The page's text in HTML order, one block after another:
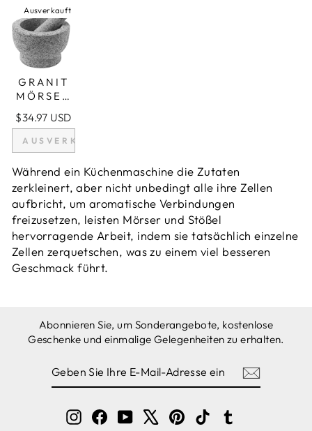
Ausverkauft
GRANIT
MÖRSER
STÖSSEL S
ET, 2-1
/3 T
ASSEN F
ASSUNGS
VERMÖG
EN, 6 Z
OLL + K
RATZSCH
UTZ & K
NOBLAU
CHSCHÄ
$34.97 USD
AUSVERKAUFT
Während ein Küchenmaschine die Zutaten
zerkleinert, aber nicht unbedingt alle ihre Zellen
aufbricht, um aromatische Verbindungen
freizusetzen, leisten Mörser und Stößel
hervorragende Arbeit, indem sie tatsächlich einzelne
Zellen zerquetschen, was zu einem viel besseren
Geschmack führt.
Abonnieren Sie, um Sonderangebote, kostenlose
Geschenke und einmalige Gelegenheiten zu erhalten.
InstagramFacebook
YouTube Pinterest
TikTok